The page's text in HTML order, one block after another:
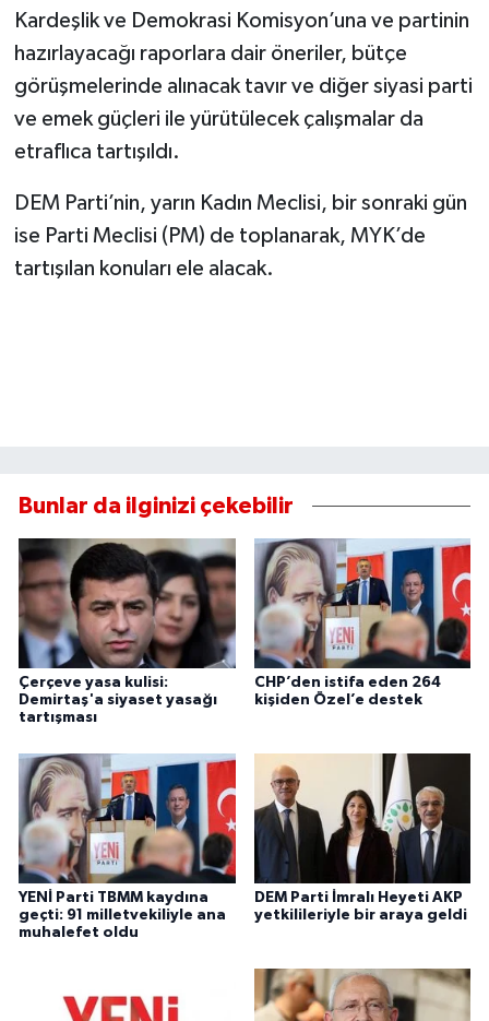
Kardeşlik ve Demokrasi Komisyon’una ve partinin
hazırlayacağı raporlara dair öneriler, bütçe
görüşmelerinde alınacak tavır ve diğer siyasi parti
ve emek güçleri ile yürütülecek çalışmalar da
etraflıca tartışıldı.
DEM Parti’nin, yarın Kadın Meclisi, bir sonraki gün
ise Parti Meclisi (PM) de toplanarak, MYK’de
tartışılan konuları ele alacak.
Bunlar da ilginizi çekebilir
Çerçeve yasa kulisi:
Demirtaş'a siyaset yasağı
tartışması
CHP’den istifa eden 264
kişiden Özel’e destek
YENİ Parti TBMM kaydına
geçti: 91 milletvekiliyle ana
muhalefet oldu
DEM Parti İmralı Heyeti AKP
yetkilileriyle bir araya geldi